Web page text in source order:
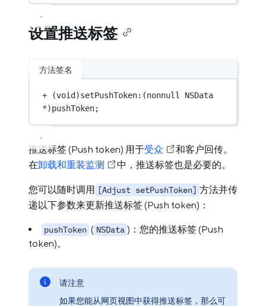
设置推送标签
方法签名
+ (void )setPushToken:(nonnull NSData
*)pushToken;
推送标签 (Push token) 用于受众
和客户回传。
在卸载和重装监测 中，推送标签也是必要的。
您可以随时调用 [Adjust setPushToken] 方法并传
递以下参数来更新推送标签 (Push token)：
pushToken ( NSData )：您的推送标签 (Push
token)。
请注意
如果您能从网页视图中获得推送标签，那么可